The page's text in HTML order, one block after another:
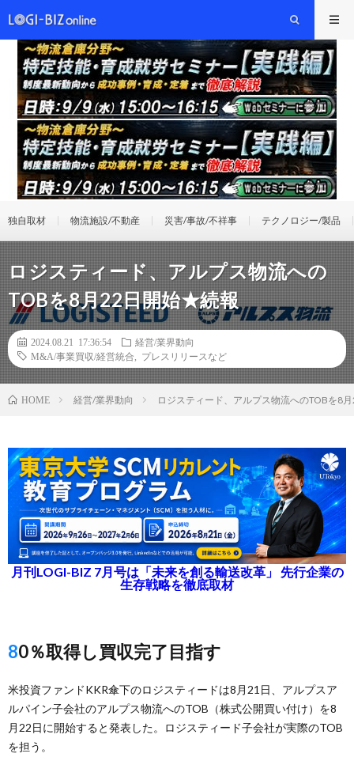
独自取材 物流施設/不動産 災害/事故/不祥事 テクノロジー/製品
ロジスティード、アルプス物流への
TOBを8月22日開始★続報
2024.08.21 17:36:54
経営/業界動向
M&A/事業買収/経営統合
プレスリリースなど
HOME 経営/業界動向 ロジスティード、アルプス物流へのTOBを8
月刊LOGI-BIZ 7月号は「未来を創る輸送改革」 先行企業の
生存戦略を徹底取材
80％取得し買収完了目指す
米投資ファンドKKR傘下のロジスティードは8月21日、アルプスア
ルパイン子会社のアルプス物流へのTOB（株式公開買い付け）を8
月22日に開始すると発表した。ロジスティード子会社が実際のTOB
を担う。